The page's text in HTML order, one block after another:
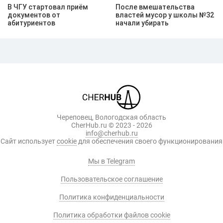
В ЧГУ стартовал приём
документов от
абитуриентов
После вмешательства
властей мусор у школы №32
начали убирать
Череповец, Вологодская область
CherHub.ru © 2023 - 2026
info@cherhub.ru
Сайт используетcookieдля обеспечения своего функционирования
Мы в Telegram
Пользовательское соглашение
Политика конфиденциальности
Политика обработки файлов cookie